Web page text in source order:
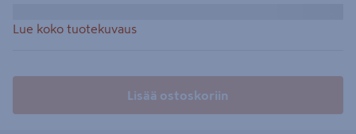
Lue koko tuotekuvaus
Lisää ostoskoriin